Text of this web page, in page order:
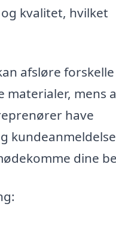
kvalitet, hvilket
afsløre forskelle
mens
have
dine